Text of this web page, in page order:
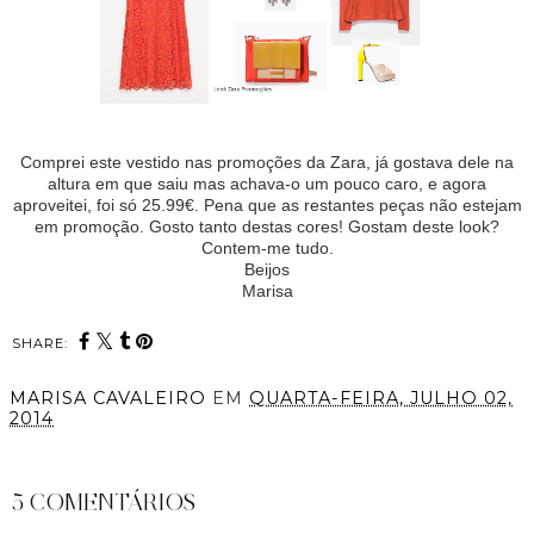
Comprei este vestido nas promoções da Zara, já gostava dele na
altura em que saiu mas achava-o um pouco caro, e agora
aproveitei, foi só 25.99€. Pena que as restantes peças não estejam
em promoção. Gosto tanto destas cores! Gostam deste look?
Contem-me tudo.
Beijos
Marisa
SHARE:
MARISA CAVALEIRO EM QUARTA-FEIRA, JULHO 02,
2014
5 COMENTÁRIOS